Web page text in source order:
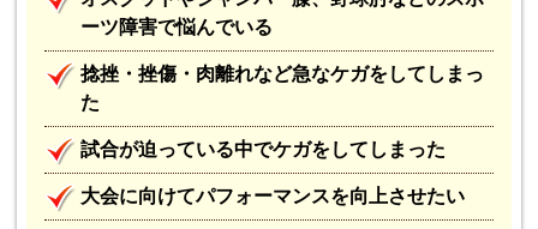
ーツ障害で悩んでいる
捻挫・挫傷・肉離れなど急なケガをしてしまっ
た
試合が迫っている中でケガをしてしまった
大会に向けてパフォーマンスを向上させたい